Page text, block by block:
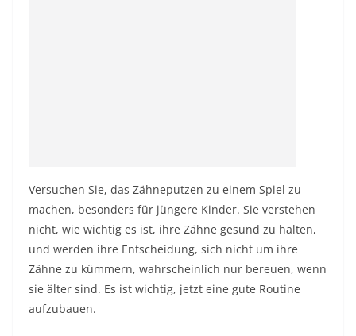
Versuchen Sie, das Zähneputzen zu einem Spiel zu
machen, besonders für jüngere Kinder. Sie verstehen
nicht, wie wichtig es ist, ihre Zähne gesund zu halten,
und werden ihre Entscheidung, sich nicht um ihre
Zähne zu kümmern, wahrscheinlich nur bereuen, wenn
sie älter sind. Es ist wichtig, jetzt eine gute Routine
aufzubauen.